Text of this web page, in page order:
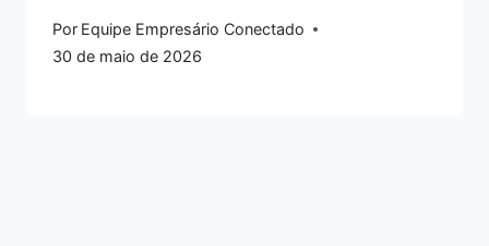
Por Equipe Empresário Conectado
30 de maio de 2026